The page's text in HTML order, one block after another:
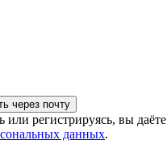
через почту
или регистрируясь, вы даёте
данных.